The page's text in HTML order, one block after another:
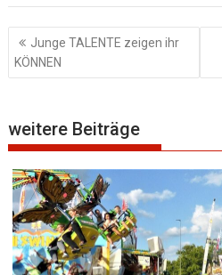
Beitragsnavigation
Junge TALENTE zeigen ihr
KÖNNEN
weitere Beiträge